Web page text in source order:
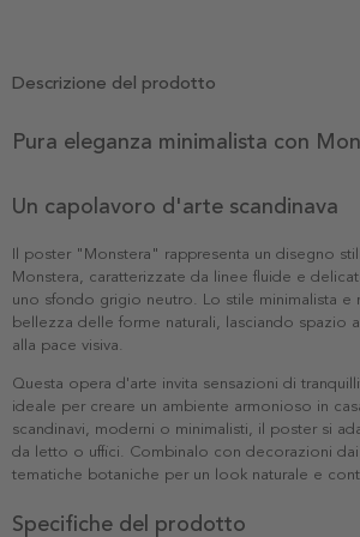
Descrizione del prodotto
Pura eleganza minimalista con
Un capolavoro d'arte scandinava
Il poster "Monstera" rappresenta un disegno
Monstera, caratterizzate da linee fluide e
uno sfondo grigio neutro. Lo stile minimalista e
bellezza delle forme naturali, lasciando spazio
alla pace visiva.
Questa opera d'arte invita sensazioni di
ideale per creare un ambiente armonioso in
scandinavi, moderni o minimalisti, il poster si
da letto o uffici. Combinalo con decorazioni
tematiche botaniche per un look naturale e
Specifiche del prodotto